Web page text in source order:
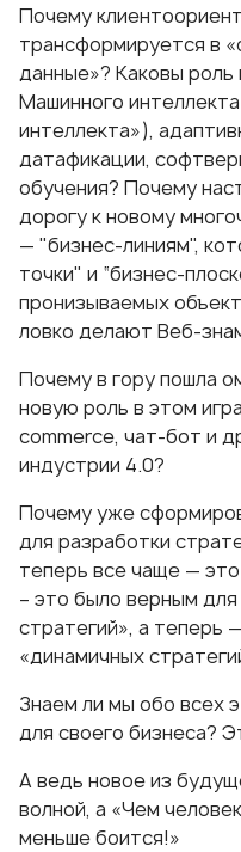
Почему
трансформируется в
данные»? Каковы
Машинного
интеллекта»),
датафикации,
обучения? Почему
дорогу к новому
— "бизнес-линиям",
точки" и “бизнес-
пронизываемых
ловко делают Веб-
Почему в гору пошла
новую роль в этом
commerce, чат-бот и
индустрии 4.0?
Почему уже
для разработки
теперь все чаще — это
– это было верным
стратегий», а теперь
«динамичных
Знаем ли мы обо всех
для своего бизнеса?
А ведь новое из
волной, а «Чем
меньше боится!»